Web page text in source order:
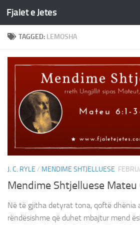
Skip to content
Fjalet e Jetes
TAGGED: LEMOSHA
J. C. RYLE / MENDIME SHTJELLUESE
Mendime Shtjelluese Mateu
Në të gjitha detyrat tona, qoftë dhënia
rëndësishme që duhet mbajtur mend